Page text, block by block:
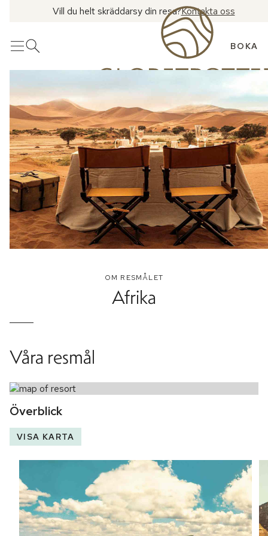
Vill du helt skräddarsy din resa?Kontakta oss
MenyÖppna sök BOKA
OM RESMÅLET
Afrika
Våra resmål
Överblick
VISA KARTA